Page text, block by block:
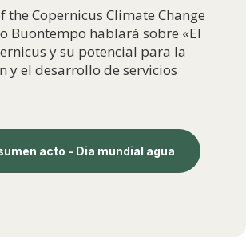
the Copernicus Climate Change
Buontempo hablará sobre «El
y su potencial para la
y el desarrollo de servicios
acto - Dia mundial agua